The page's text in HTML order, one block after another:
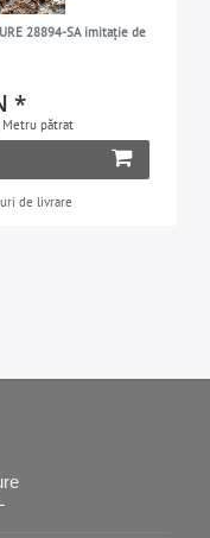
28894-SA imitație de
*
Metru pătrat
de livrare